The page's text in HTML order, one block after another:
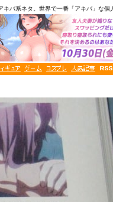
バ系ネタ。世界で一番「アキバ」な個